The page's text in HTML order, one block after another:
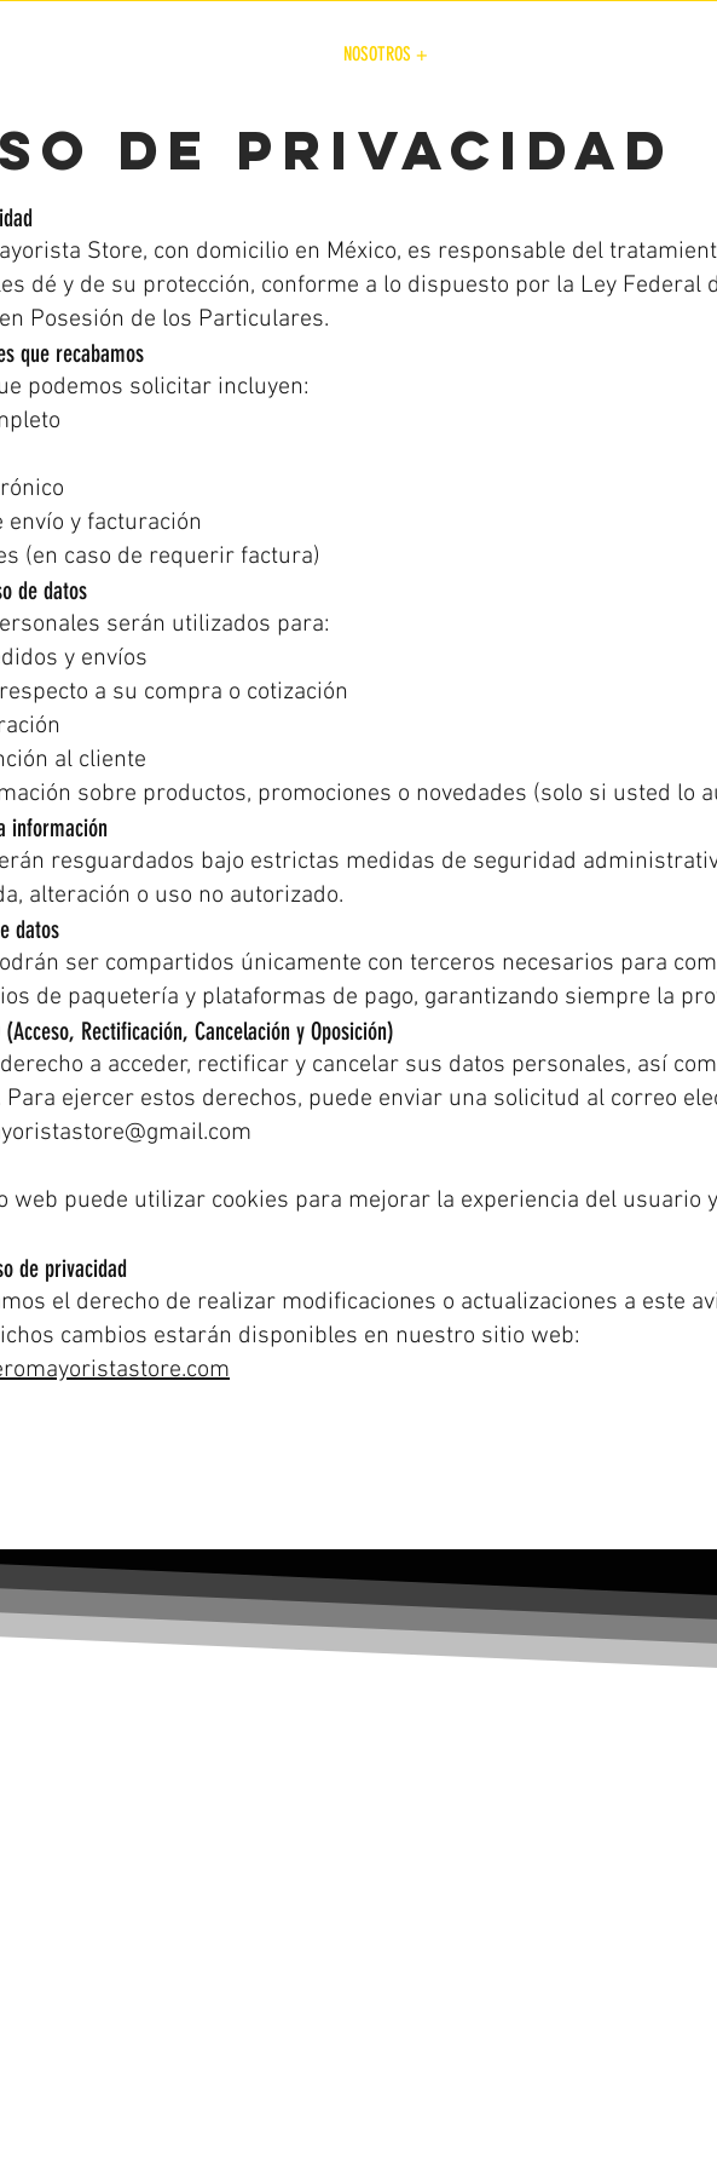
NOSOTROS +
de privacidad
Store, con domicilio en México, es responsable del
dé y de su protección, conforme a lo dispuesto por la Ley Federal
Posesión de los Particulares.
que recabamos
podemos solicitar incluyen:
envío y facturación
(en caso de requerir factura)
de datos
serán utilizados para:
y envíos
a su compra o cotización
al cliente
sobre productos, promociones o novedades (solo si usted lo
información
resguardados bajo estrictas medidas de seguridad
alteración o uso no autorizado.
datos
ser compartidos únicamente con terceros necesarios para
de paquetería y plataformas de pago, garantizando siempre la
(Acceso, Rectificación, Cancelación y Oposición)
a acceder, rectificar y cancelar sus datos personales, así
ejercer estos derechos, puede enviar una solicitud al correo
web puede utilizar cookies para mejorar la experiencia del usuario
de privacidad
el derecho de realizar modificaciones o actualizaciones a este
cambios estarán disponibles en nuestro sitio web: